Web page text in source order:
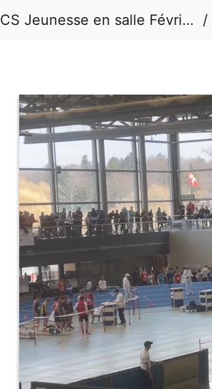
CS Jeunesse en salle Février 2025 - Macolin